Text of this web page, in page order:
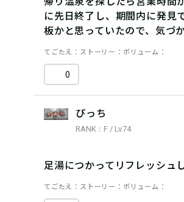
に先日終了し、期間内に発見
板かと思っていたので、気づ
てごたえ ストーリー ボリューム
0
ぴっち
RANK：F / Lv.74
足湯につかってリフレッシ
てごたえ ストーリー ボリューム